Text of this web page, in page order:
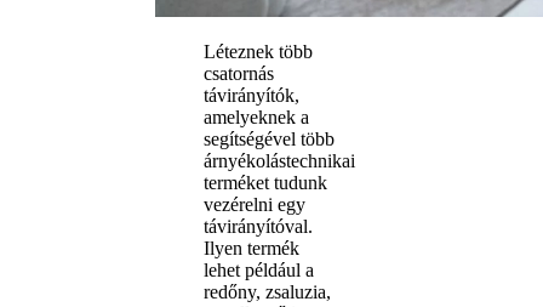
Léteznek több
csatornás
távirányítók,
amelyeknek a
segítségével több
árnyékolástechnikai
terméket tudunk
vezérelni egy
távirányítóval.
Ilyen termék
lehet például a
redőny, zsaluzia,